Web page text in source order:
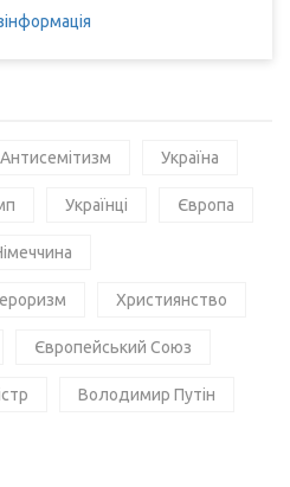
Антисемітизм Україна
Українці Європа
Християнство
Європейський Союз
Володимир Путін